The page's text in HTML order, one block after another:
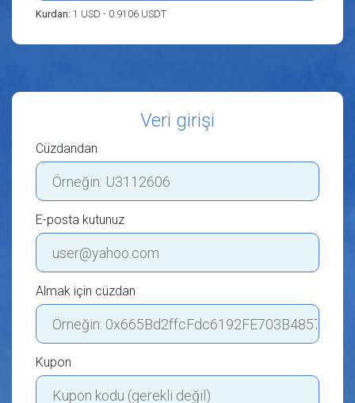
Kurdan: 1 USD - 0.9106 USDT
Veri girişi
Cüzdandan
E-posta kutunuz
Almak için cüzdan
Kupon